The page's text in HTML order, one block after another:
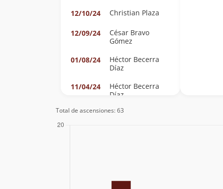
12/10/24
Christian Plaza
12/09/24
César Bravo
Gómez
01/08/24
Héctor Becerra
Díaz
11/04/24
Héctor Becerra
Díaz
01/10/23
Héctor Becerra
Total de ascensiones: 63